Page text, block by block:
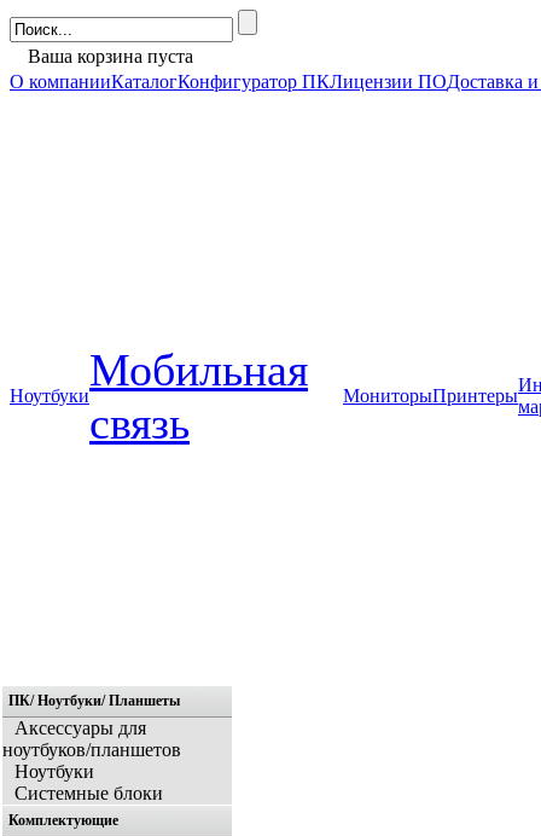
Ваша корзина пуста
О компанииКаталогКонфигуратор ПКЛицензии ПОДоставка
Ноутбуки
Мобильная
связь
МониторыПринтеры
Главная
ПК/ Ноутбуки/ Планшеты
Аксессуары для
ноутбуков/планшетов
Ноутбуки
Системные блоки
Комплектующие